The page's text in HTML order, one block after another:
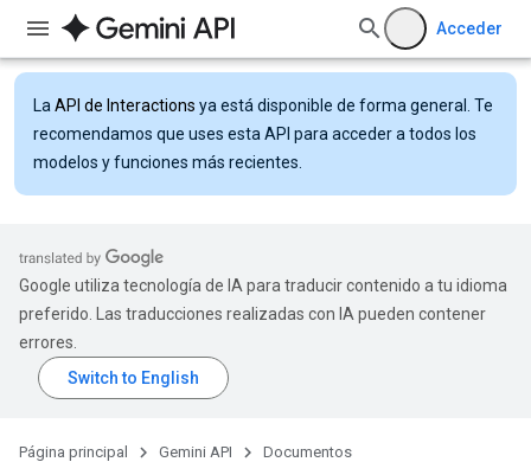
Acceder
La API de Interactions ya está disponible de forma general. Te
recomendamos que uses esta API para acceder a todos los
modelos y funciones más recientes.
Google utiliza tecnología de IA para traducir contenido a tu idioma
preferido. Las traducciones realizadas con IA pueden contener
errores.
Página principal Gemini API Documentos